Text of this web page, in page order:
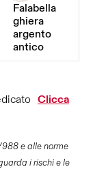
Falabella
ghiera
argento
antico
Clicca
e alle norme
i rischi e le